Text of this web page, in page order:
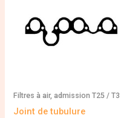
Filtres à air, admission T25 / T3
Joint de tubulure